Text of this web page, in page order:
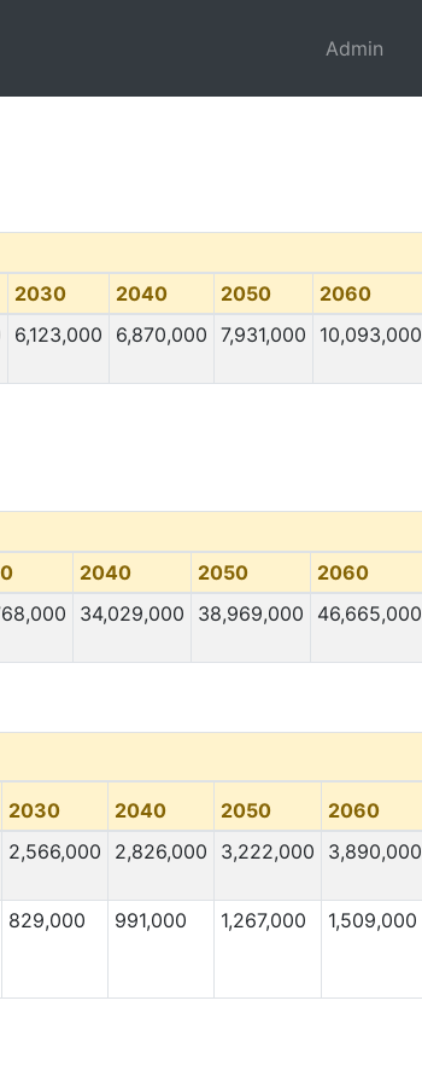
Admin
2030 2040 2050
2060
6,123,000 6,870,000 7,931,000 10,093,000
2040 2050
2060
34,029,000 38,969,000 46,665,000
2030 2040 2050
2060
2,566,000 2,826,000 3,222,000 3,890,000
829,000 991,000 1,267,000 1,509,000